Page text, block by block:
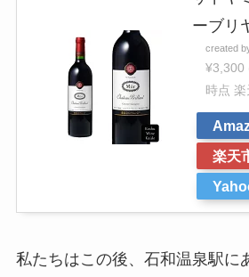
ーブリ
created
¥3,300
時点
楽天
私たちはこの後、石和温泉駅に